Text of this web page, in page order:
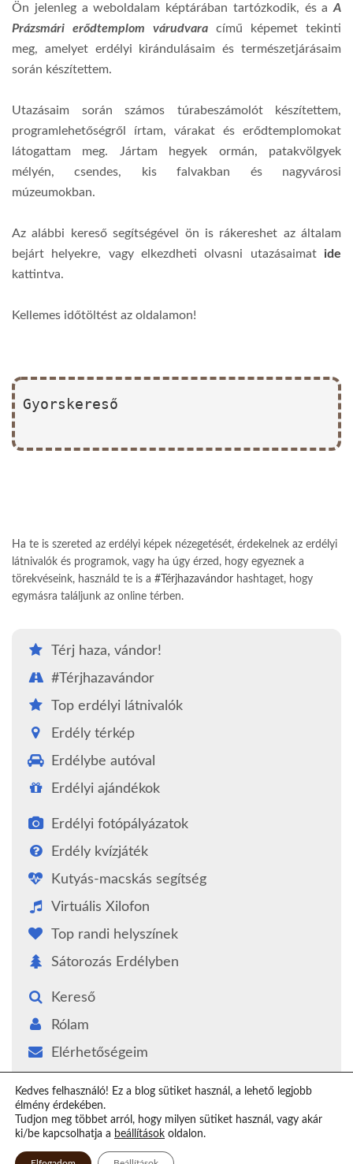
Ön jelenleg a weboldalam képtárában tartózkodik, és a A
Prázsmári erődtemplom várudvara című képemet tekinti
meg, amelyet erdélyi kirándulásaim és természetjárásaim
során készítettem.
Utazásaim során számos túrabeszámolót készítettem,
programlehetőségről írtam, várakat és erődtemplomokat
látogattam meg. Jártam hegyek ormán, patakvölgyek
mélyén, csendes, kis falvakban és nagyvárosi
múzeumokban.
Az alábbi kereső segítségével ön is rákereshet az általam
bejárt helyekre, vagy elkezdheti olvasni utazásaimat ide
kattintva.
Kellemes időtöltést az oldalamon!
Gyorskereső
Ha te is szereted az erdélyi képek nézegetését, érdekelnek az erdélyi
látnivalók és programok, vagy ha úgy érzed, hogy egyeznek a
törekvéseink, használd te is a #Térjhazavándor hashtaget, hogy
egymásra találjunk az online térben.
Térj haza, vándor!
#Térjhazavándor
Top erdélyi látnivalók
Erdély térkép
Erdélybe autóval
Erdélyi ajándékok
Erdélyi fotópályázatok
Erdély kvízjáték
Kutyás-macskás segítség
Virtuális Xilofon
Top randi helyszínek
Sátorozás Erdélyben
Kereső
Rólam
Elérhetőségeim
Epilógus
Kedves felhasználó! Ez a blog sütiket használ, a lehető legjobb
élmény érdekében.
Tudjon meg többet arról, hogy milyen sütiket használ, vagy akár
ki/be kapcsolhatja a beállítások oldalon.